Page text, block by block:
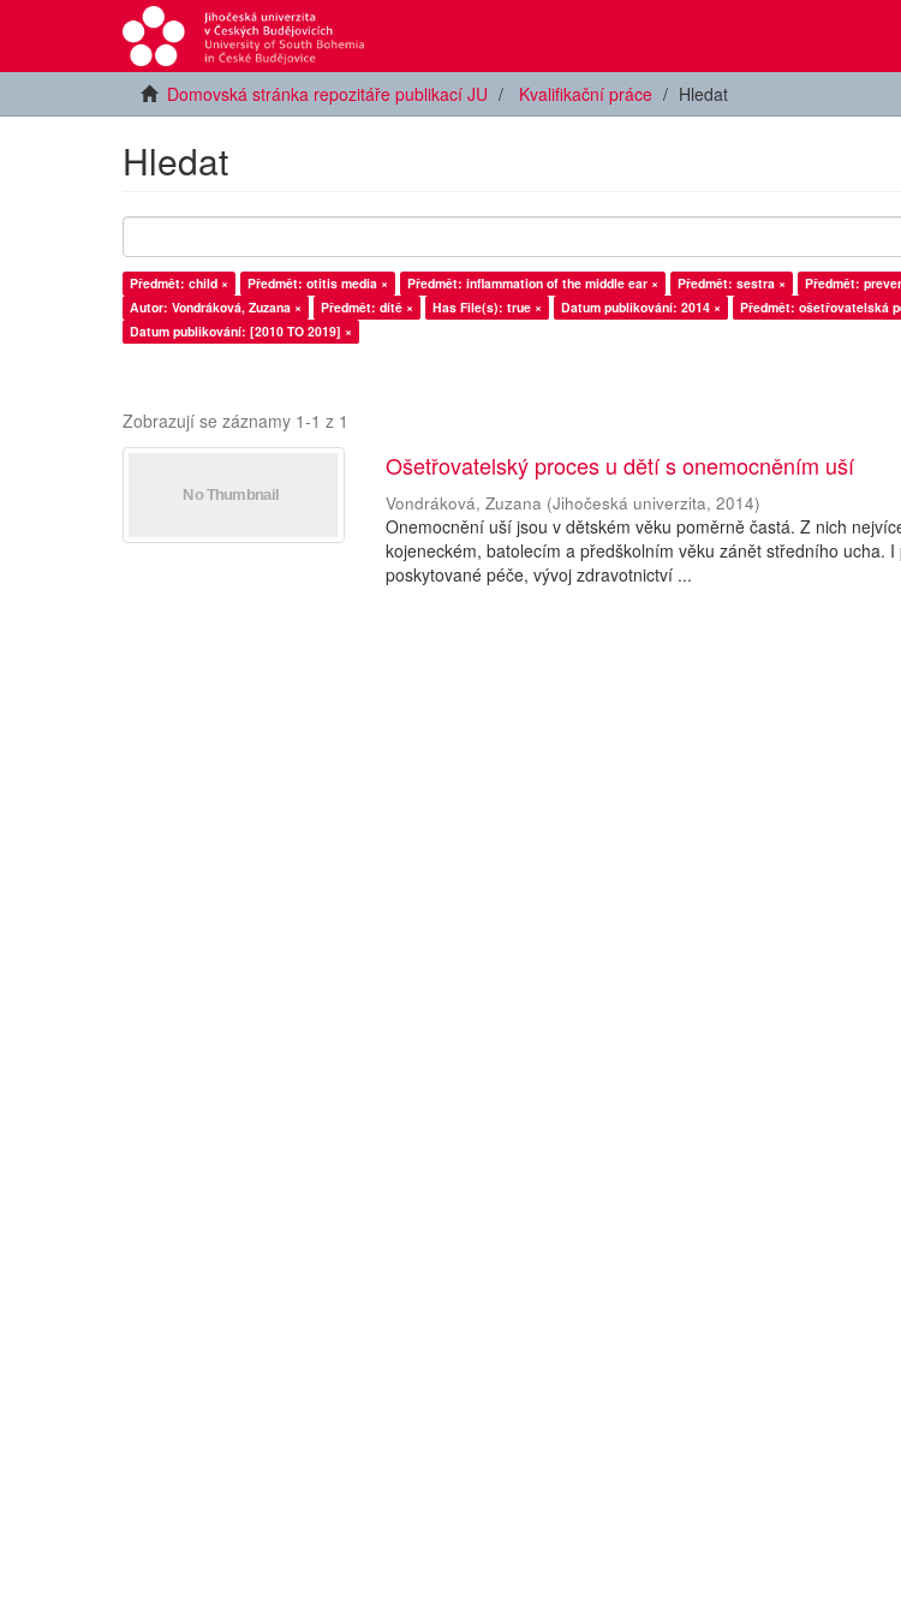
Domovská stránka repozitáře publikací JU Kvalifikační práce Hledat
Hledat
Předmět: child × Předmět: otitis media × Předmět: inflammation of the middle ear × Předmět: sestra × Předmět:
Autor: Vondráková, Zuzana ×
Předmět: dítě × Has File(s): true × Datum publikování: 2014 ×
Předmět: ošetřovatelská
Datum publikování: [2010 TO 2019] ×
Zobrazují se záznamy 1-1 z 1
Ošetřovatelský proces u dětí s onemocněním uší
Vondráková, Zuzana (Jihočeská univerzita,2014)
Onemocnění uší jsou v dětském věku poměrně častá. Z nich
kojeneckém, batolecím a předškolním věku zánět středního ucha.
poskytované péče, vývoj zdravotnictví ...